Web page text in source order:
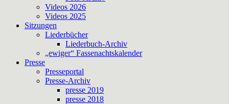
Videos 2026
Videos 2025
Sitzungen
Liederbücher
Liederbuch-Archiv
„ewiger“ Fassenachtskalender
Presse
Presseportal
Presse-Archiv
presse 2019
presse 2018